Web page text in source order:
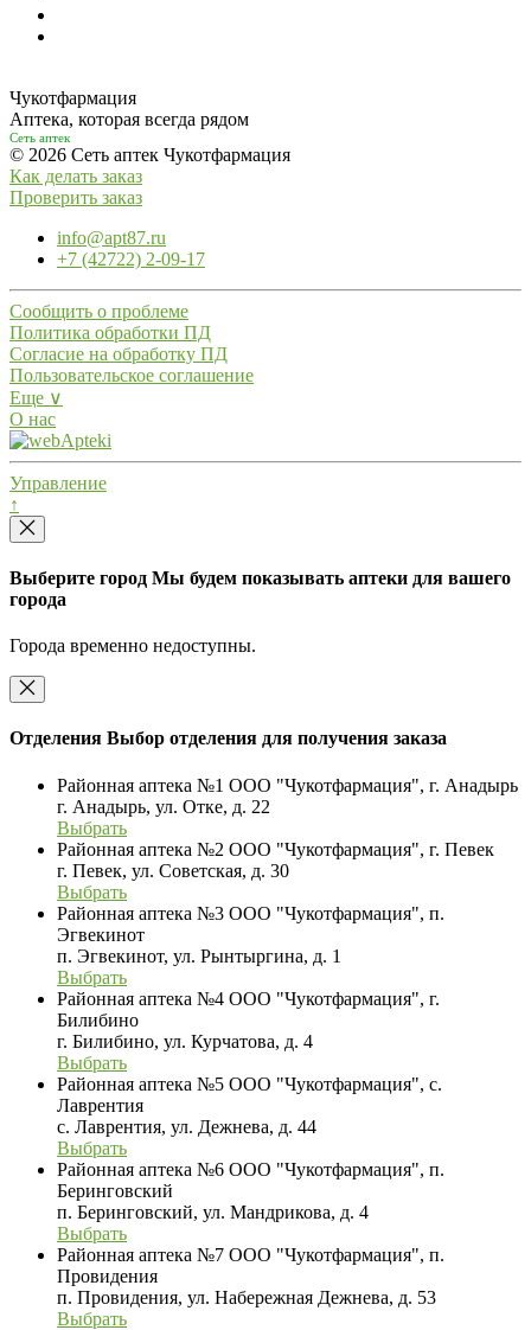
Чукотфармация
Аптека, которая всегда рядом
Сеть аптек
© 2026 Сеть аптек Чукотфармация
Как делать заказ
Проверить заказ
info@apt87.ru
+7 (42722) 2-09-17
Сообщить о проблеме
Политика обработки ПД
Согласие на обработку ПД
Пользовательское соглашение
Еще ∨
О нас
Управление
↑
Выберите город Мы будем показывать аптеки для вашего
города
Города временно недоступны.
Отделения Выбор отделения для получения заказа
Районная аптека №1 ООО "Чукотфармация", г. Анадырь
г. Анадырь, ул. Отке, д. 22
Выбрать
Районная аптека №2 ООО "Чукотфармация", г. Певек
г. Певек, ул. Советская, д. 30
Выбрать
Районная аптека №3 ООО "Чукотфармация", п.
Эгвекинот
п. Эгвекинот, ул. Рынтыргина, д. 1
Выбрать
Районная аптека №4 ООО "Чукотфармация", г.
Билибино
г. Билибино, ул. Курчатова, д. 4
Выбрать
Районная аптека №5 ООО "Чукотфармация", с.
Лаврентия
с. Лаврентия, ул. Дежнева, д. 44
Выбрать
Районная аптека №6 ООО "Чукотфармация", п.
Беринговский
п. Беринговский, ул. Мандрикова, д. 4
Выбрать
Районная аптека №7 ООО "Чукотфармация", п.
Провидения
п. Провидения, ул. Набережная Дежнева, д. 53
Выбрать